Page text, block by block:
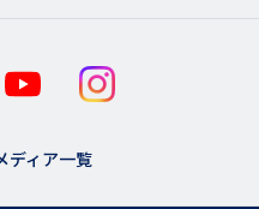
ディア一覧